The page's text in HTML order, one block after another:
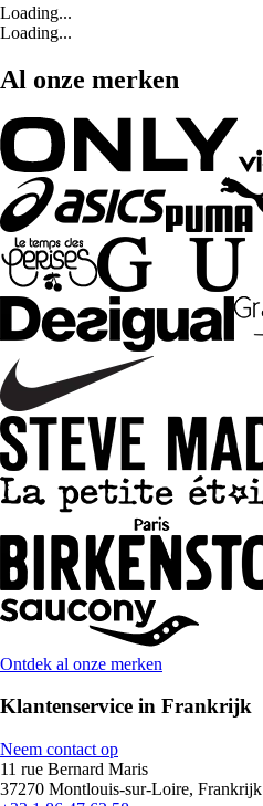
Loading...
Loading...
Al onze merken
Ontdek al onze merken
Klantenservice in Frankrijk
Neem contact op
11 rue Bernard Maris
37270 Montlouis-sur-Loire, Frankrijk